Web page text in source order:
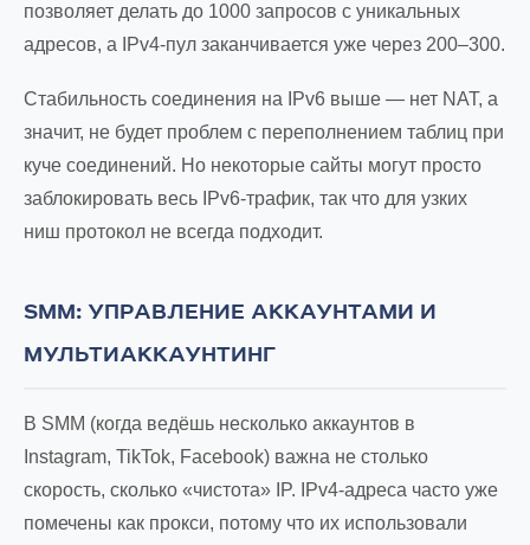
позволяет делать до 1000 запросов с уникальных
адресов, а IPv4-пул заканчивается уже через 200–300.
Стабильность соединения на IPv6 выше — нет NAT, а
значит, не будет проблем с переполнением таблиц при
куче соединений. Но некоторые сайты могут просто
заблокировать весь IPv6-трафик, так что для узких
ниш протокол не всегда подходит.
SMM: УПРАВЛЕНИЕ АККАУНТАМИ И
МУЛЬТИАККАУНТИНГ
В SMM (когда ведёшь несколько аккаунтов в
Instagram, TikTok, Facebook) важна не столько
скорость, сколько «чистота» IP. IPv4-адреса часто уже
помечены как прокси, потому что их использовали